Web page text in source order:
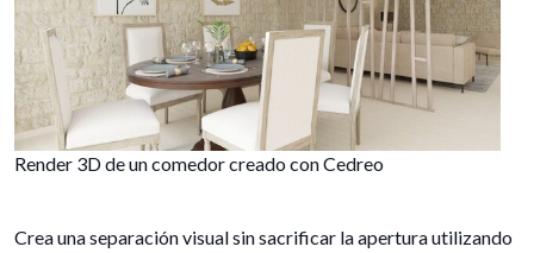
Render 3D de un comedor creado con Cedreo
Crea una separación visual sin sacrificar la apertura utilizando